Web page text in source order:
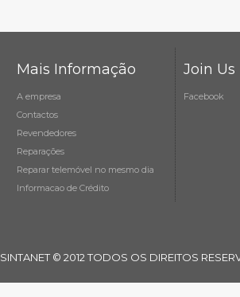
Mais Informação
A empresa
Contactos
Revendedores
Reparações
Reparar telemóvel no mesmo dia
Informacao de Crédito
Join Us
Facebook
SINTANET © 2012 TODOS OS DIREITOS